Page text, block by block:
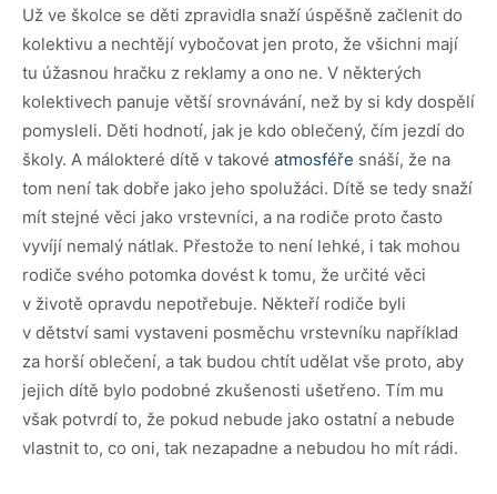
Už ve školce se děti zpravidla snaží úspěšně začlenit do
kolektivu a nechtějí vybočovat jen proto, že všichni mají
tu úžasnou hračku z reklamy a ono ne. V některých
kolektivech panuje větší srovnávání, než by si kdy dospělí
pomysleli. Děti hodnotí, jak je kdo oblečený, čím jezdí do
školy. A málokteré dítě v takové atmosféře snáší, že na
tom není tak dobře jako jeho spolužáci. Dítě se tedy snaží
mít stejné věci jako vrstevníci, a na rodiče proto často
vyvíjí nemalý nátlak. Přestože to není lehké, i tak mohou
rodiče svého potomka dovést k tomu, že určité věci
v životě opravdu nepotřebuje. Někteří rodiče byli
v dětství sami vystaveni posměchu vrstevníku například
za horší oblečení, a tak budou chtít udělat vše proto, aby
jejich dítě bylo podobné zkušenosti ušetřeno. Tím mu
však potvrdí to, že pokud nebude jako ostatní a nebude
vlastnit to, co oni, tak nezapadne a nebudou ho mít rádi.